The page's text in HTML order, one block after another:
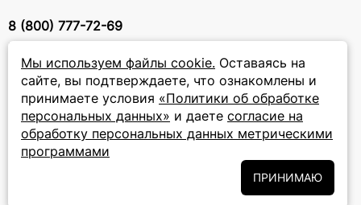
Мы используем файлы cookie. Оставаясь на
сайте, вы подтверждаете, что ознакомлены и
принимаете условия «Политики об обработке
персональных данных» и даете согласие на
обработку персональных данных метрическими
программами
ПРИНИМАЮ
8 (800) 777-72-69
прием звонков: круглосуточно
ПОДПИСКА НА РАССЫЛКУ
Подписаться на новости
Подписываясь на рассылку, вы соглашаетесь с условиями
и даёте своё согласие на их